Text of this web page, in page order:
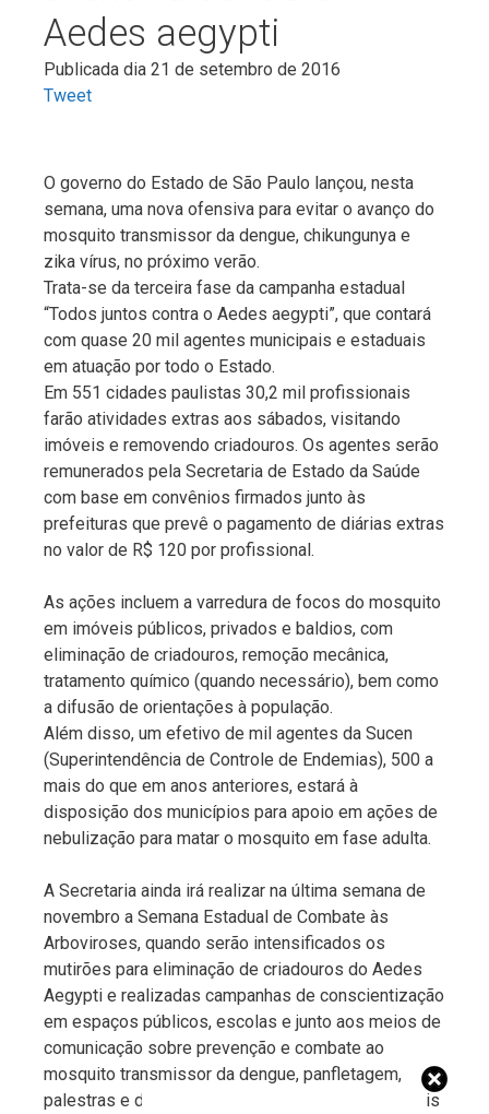
Aedes aegypti
Publicada dia 21 de setembro de 2016
Tweet
O governo do Estado de São Paulo lançou, nesta
semana, uma nova ofensiva para evitar o avanço do
mosquito transmissor da dengue, chikungunya e
zika vírus, no próximo verão.
Trata-se da terceira fase da campanha estadual
“Todos juntos contra o Aedes aegypti”, que contará
com quase 20 mil agentes municipais e estaduais
em atuação por todo o Estado.
Em 551 cidades paulistas 30,2 mil profissionais
farão atividades extras aos sábados, visitando
imóveis e removendo criadouros. Os agentes serão
remunerados pela Secretaria de Estado da Saúde
com base em convênios firmados junto às
prefeituras que prevê o pagamento de diárias extras
no valor de R$ 120 por profissional.
As ações incluem a varredura de focos do mosquito
em imóveis públicos, privados e baldios, com
eliminação de criadouros, remoção mecânica,
tratamento químico (quando necessário), bem como
a difusão de orientações à população.
Além disso, um efetivo de mil agentes da Sucen
(Superintendência de Controle de Endemias), 500 a
mais do que em anos anteriores, estará à
disposição dos municípios para apoio em ações de
nebulização para matar o mosquito em fase adulta.
A Secretaria ainda irá realizar na última semana de
novembro a Semana Estadual de Combate às
Arboviroses, quando serão intensificados os
mutirões para eliminação de criadouros do Aedes
Aegypti e realizadas campanhas de conscientização
em espaços públicos, escolas e junto aos meios de
comunicação sobre prevenção e combate ao
mosquito transmissor da dengue, panfletagem,
palestras e divulgação de informações sobre sinais